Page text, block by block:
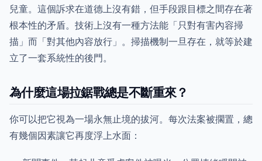
兒童。這個訴求在道德上沒有錯，但手段跟目標之間存在著
根本性的矛盾。技術上沒有一種方法能「只對有害內容掃
描」而「對其他內容放行」。掃描機制一旦存在，就等於建
立了一套系統性的後門。
為什麼這場拉鋸戰總是不斷重來？
你可以把它視為一場永無止境的拔河。每次法案被擱置，總
有幾個因素讓它再度浮上水面：